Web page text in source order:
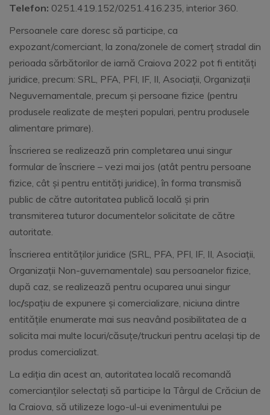
Telefon: 0251.419.152/0251.416.235, interior 360.
Persoanele care doresc să participe, ca
expozant/comerciant, la zona/zonele de comerț stradal din
perioada sărbătorilor de iarnă Craiova 2022 pot fi entități
juridice, precum: SRL, PFA, PFI, IF, II, Asociații, Organizații
Neguvernamentale, precum și persoane fizice (pentru
produsele realizate de meșteri populari, pentru produsele
alimentare primare).
Înscrierea se realizează prin completarea unui singur
formular de înscriere – vezi mai jos (atât pentru persoane
fizice, cât și pentru entități juridice), în forma transmisă
public de către autoritatea publică locală și prin
transmiterea tuturor documentelor solicitate de către
autoritate.
Înscrierea entităților juridice (SRL, PFA, PFI, IF, II, Asociații,
Organizații Non-guvernamentale) sau persoanelor fizice,
după caz, se realizează pentru ocuparea unui singur
loc/spațiu de expunere și comercializare, niciuna dintre
entitățile enumerate mai sus neavând posibilitatea de a
solicita mai multe locuri/căsuțe/truckuri pentru același tip de
produs comercializat.
La ediția din acest an, autoritatea locală recomandă
comercianților selectați să participe la Târgul de Crăciun de
la Craiova, să utilizeze logo-ul-ui evenimentului pe